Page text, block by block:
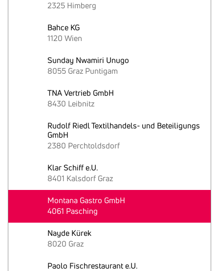
2325 Himberg
Bahce KG
1120 Wien
Sunday Nwamiri Unugo
8055 Graz Puntigam
TNA Vertrieb GmbH
8430 Leibnitz
Rudolf Riedl Textilhandels- und Beteiligungs
GmbH
2380 Perchtoldsdorf
Klar Schiff e.U.
8401 Kalsdorf Graz
Montana Gastro GmbH
4061 Pasching
Nayde Kürek
8020 Graz
Paolo Fischrestaurant e.U.